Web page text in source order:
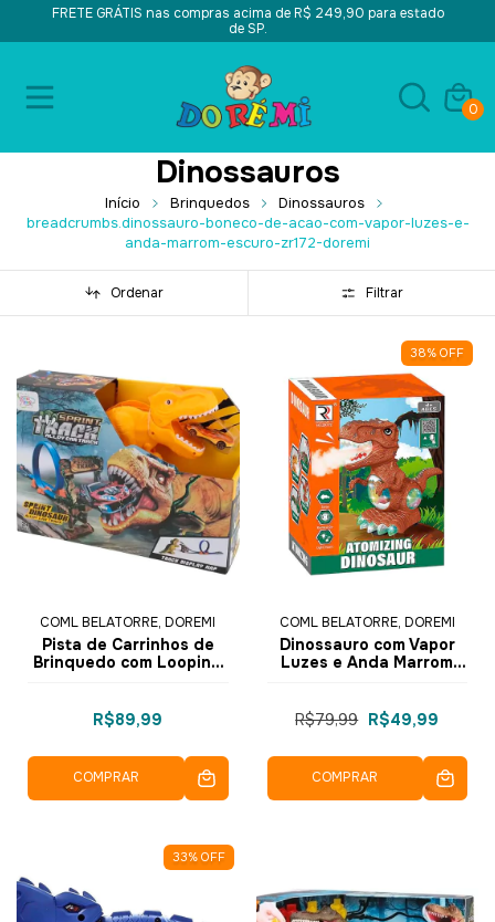
FRETE GRÁTIS nas compras acima de R$ 249,90 para estado
de SP.
0
Dinossauros
Início Brinquedos
Dinossauros
breadcrumbs.dinossauro-boneco-de-acao-com-vapor-luzes-e-
anda-marrom-escuro-zr172-doremi
Ordenar Filtrar
COML BELATORRE, DOREMI
Pista de Carrinhos de
Brinquedo com Looping
R$89,99
COMPRAR
38% OFF
COML BELATORRE, DOREMI
Dinossauro com Vapor
Luzes e Anda Marrom
R$79,99 R$49,99
COMPRAR
33% OFF